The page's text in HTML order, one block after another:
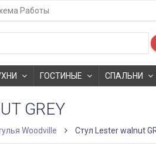
Работы
ГОСТИНЫЕ СПАЛЬНИ
GREY
Woodville Стул Lester walnut